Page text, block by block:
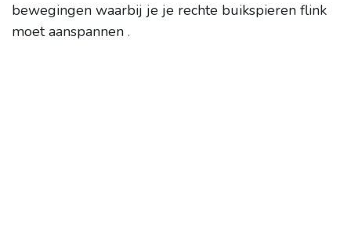
bewegingen waarbij je je rechte buikspieren flink
moet aanspannen .